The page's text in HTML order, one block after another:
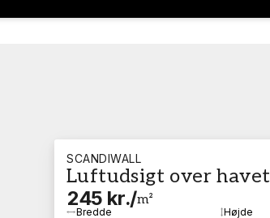
SCANDIWALL
Luftudsigt over havet
245 kr./m²
Bredde Højde